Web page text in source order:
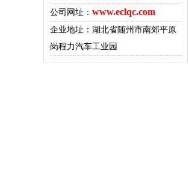
公司网址： www.eclqc.com
企业地址：湖北省随州市南郊平原
岗程力汽车工业园